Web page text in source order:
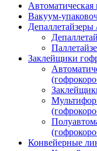
Автоматическая
Вакуум-
Заклейщики
Конвейерные